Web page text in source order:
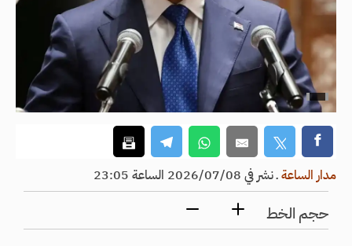
مدار الساعةـنشر في 2026/07/08 الساعة 23:05
حجم الخط